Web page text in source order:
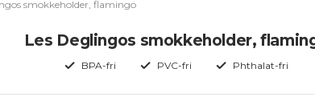
smokkeholder, flamingo
Les Deglingos smokkeholder,
BPA-fri PVC-fri Phthalat-fri